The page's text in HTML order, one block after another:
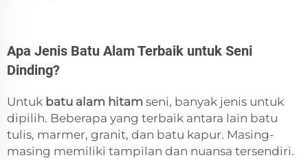
Apa Jenis Batu Alam Terbaik untuk Seni
Dinding?
Untuk batu alam hitam seni, banyak jenis untuk
dipilih. Beberapa yang terbaik antara lain batu
tulis, marmer, granit, dan batu kapur. Masing-
masing memiliki tampilan dan nuansa tersendiri.